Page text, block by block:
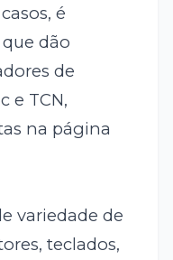
é
dão
de
e TCN,
na página
variedade de
teclados,